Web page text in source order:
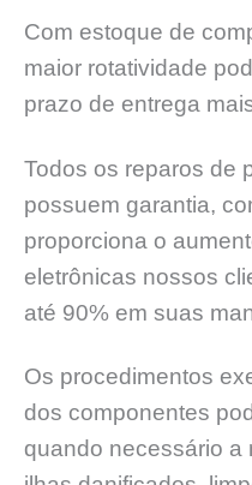
Com estoque de
maior rotatividade
prazo de entrega
Todos os reparos de
possuem garantia,
proporciona o
eletrônicas nossos
até 90% em suas
Os procedimentos
dos componentes
quando necessário a